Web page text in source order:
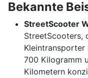
Bekannte
StreetScooter
StreetScooters,
Kleintransporter
700 Kilogramm
Kilometern